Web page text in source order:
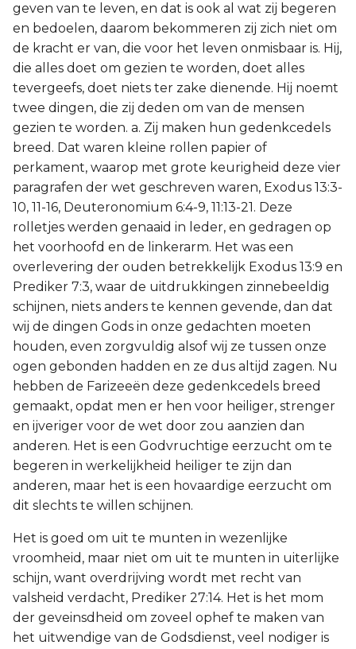
geven van te leven, en dat is ook al wat zij begeren
en bedoelen, daarom bekommeren zij zich niet om
de kracht er van, die voor het leven onmisbaar is. Hij,
die alles doet om gezien te worden, doet alles
tevergeefs, doet niets ter zake dienende. Hij noemt
twee dingen, die zij deden om van de mensen
gezien te worden. a. Zij maken hun gedenkcedels
breed. Dat waren kleine rollen papier of
perkament, waarop met grote keurigheid deze vier
paragrafen der wet geschreven waren, Exodus 13:3-
10, 11-16, Deuteronomium 6:4-9, 11:13-21. Deze
rolletjes werden genaaid in leder, en gedragen op
het voorhoofd en de linkerarm. Het was een
overlevering der ouden betrekkelijk Exodus 13:9 en
Prediker 7:3, waar de uitdrukkingen zinnebeeldig
schijnen, niets anders te kennen gevende, dan dat
wij de dingen Gods in onze gedachten moeten
houden, even zorgvuldig alsof wij ze tussen onze
ogen gebonden hadden en ze dus altijd zagen. Nu
hebben de Farizeeën deze gedenkcedels breed
gemaakt, opdat men er hen voor heiliger, strenger
en ijveriger voor de wet door zou aanzien dan
anderen. Het is een Godvruchtige eerzucht om te
begeren in werkelijkheid heiliger te zijn dan
anderen, maar het is een hovaardige eerzucht om
dit slechts te willen schijnen.
Het is goed om uit te munten in wezenlijke
vroomheid, maar niet om uit te munten in uiterlijke
schijn, want overdrijving wordt met recht van
valsheid verdacht, Prediker 27:14. Het is het mom
der geveinsdheid om zoveel ophef te maken van
het uitwendige van de Godsdienst, veel nodiger is